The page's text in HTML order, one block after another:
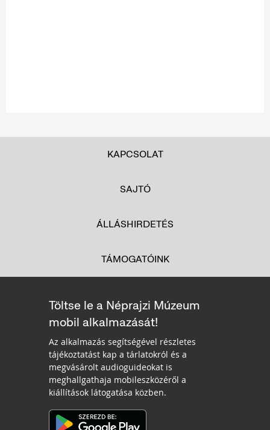
KAPCSOLAT
SAJTÓ
ÁLLÁSHIRDETÉS
TÁMOGATÓINK
Töltse le a Néprajzi Múzeum
mobil alkalmazását!
Az alkalmazás segítségével részletes
tájékoztatást kap a tárlatokról és a
megvásárolt audioguideokat is
meghallgathaja mobileszközéről a
kiállítások látogatása közben.